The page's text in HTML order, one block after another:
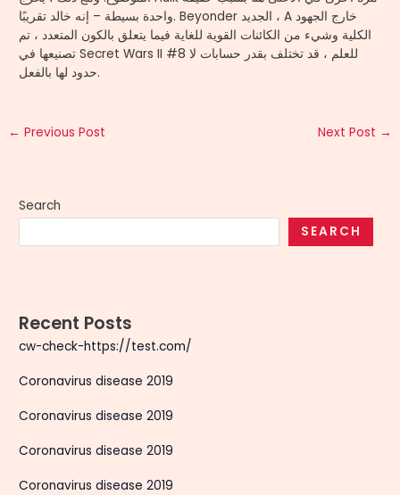
واحدة بسيطة – إنه خالد تقريبًا. Beyonder الجديد ، A خارج الجهود
الكلية وشيء من الكائنات القوية للغاية فيما يتعلق بالكون المتعدد ، تم
تصنيعها في Secret Wars II #8 للعلم ، قد تختلف بقدر حسابات لا
حدود لها بالفعل.
← Previous Post Next Post →
Search
SEARCH
Recent Posts
cw-check-https://test.com/
Coronavirus disease 2019
Coronavirus disease 2019
Coronavirus disease 2019
Coronavirus disease 2019